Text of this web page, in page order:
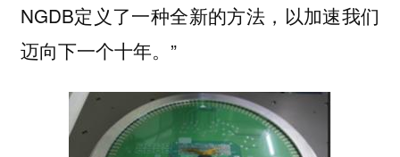
NGDB定义了一种全新的方法，以加速我们
迈向下一个十年。”